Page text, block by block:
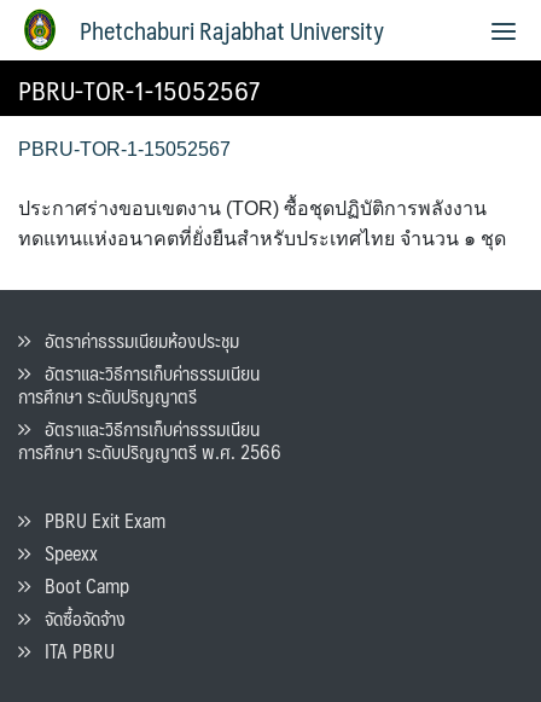
Phetchaburi Rajabhat University
PBRU-TOR-1-15052567
PBRU-TOR-1-15052567
ประกาศร่างขอบเขตงาน (TOR) ซื้อชุดปฏิบัติการพลังงาน
ทดแทนแห่งอนาคตที่ยั่งยืนสําหรับประเทศไทย จํานวน ๑ ชุด
อัตราค่าธรรมเนียมห้องประชุม
อัตราและวิธีการเก็บค่าธรรมเนียน
การศึกษา ระดับปริญญาตรี
อัตราและวิธีการเก็บค่าธรรมเนียน
การศึกษา ระดับปริญญาตรี พ.ศ. 2566
PBRU Exit Exam
Speexx
Boot Camp
จัดซื้อจัดจ้าง
ITA PBRU